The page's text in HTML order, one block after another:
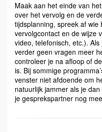
Maak aan het einde van
over het vervolg en de
tijdsplanning, spreek af
vervolgcontact en de wijze
video, telefonisch, etc.).
verder geen vragen meer
controleer je na afloop of
is. Bij sommige
venster niet afdoende om
natuurlijk jammer als je dan
je gesprekspartner nog